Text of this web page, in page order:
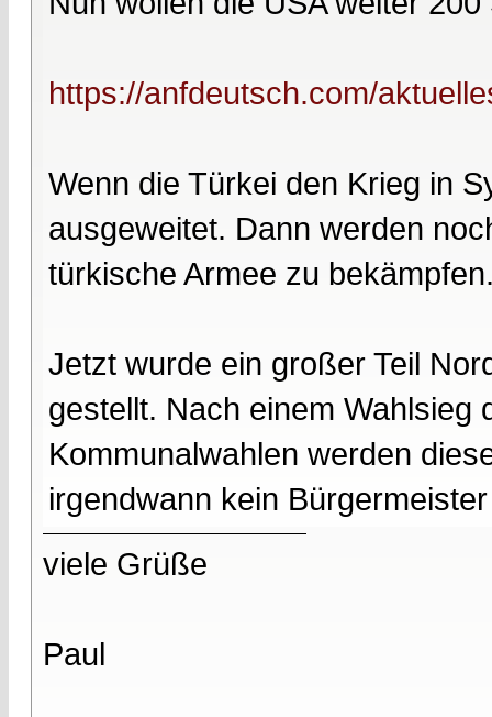
https://anfdeutsch.com/
Wenn die Türkei den Krieg in
ausgeweitet. Dann werden
türkische Armee zu
Jetzt wurde ein großer Teil
gestellt. Nach einem Wahlsieg
Kommunalwahlen werden
irgendwann kein
viele Grüße
Paul